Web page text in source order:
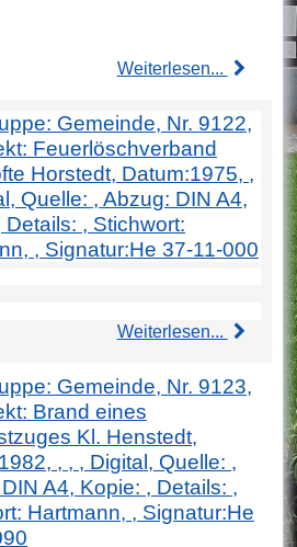
Weiterlesen...
Gemeinde, Nr. 9122,
Feuerlöschverband
Horstedt, Datum:1975, ,
Quelle: , Abzug: DIN A4,
Details: , Stichwort:
, Signatur:He 37-11-000
Weiterlesen...
Gemeinde, Nr. 9123,
Brand eines
Kl. Henstedt,
, , , Digital, Quelle: ,
A4, Kopie: , Details: ,
Hartmann, , Signatur:He